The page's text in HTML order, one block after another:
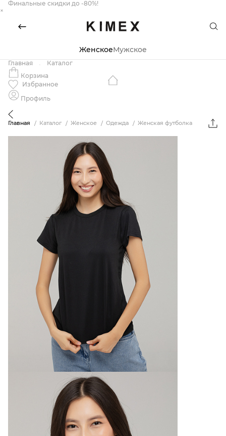
Финальные скидки до -80%!
×
ЖенскоеМужское
Главная
Каталог
Корзина
Избранное
Профиль
Главная Каталог Женское Одежда Женская футболка